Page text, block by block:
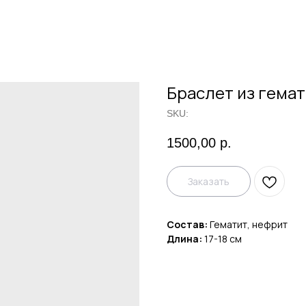
Браслет из
SKU:
1500,00 р.
Заказать
Состав: Гематит, нефрит
Длина: 17-18 см